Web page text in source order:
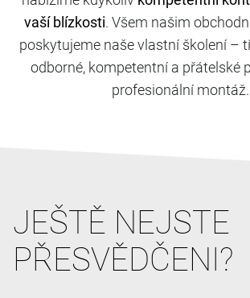
vaší blízkosti. Všem našim
poskytujeme naše vlastní školení –
odborné, kompetentní a přátelské
profesionální montáž.
JEŠTĚ NEJSTE
PŘESVĚDČENI?